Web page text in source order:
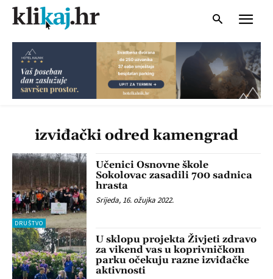
izviđački odred kamengrad
DRUŠTVO
Učenici Osnovne škole
Sokolovac zasadili 700 sadnica
hrasta
Srijeda, 16. ožujka 2022.
U sklopu projekta Živjeti zdravo
za vikend vas u koprivničkom
parku očekuju razne izviđačke
aktivnosti